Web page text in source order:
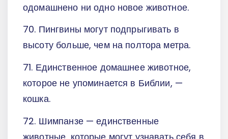
одомашнено ни одно новое животное.
70. Пингвины могут подпрыгивать в
высоту больше, чем на полтора метра.
71. Единственное домашнее животное,
которое не упоминается в Библии, —
кошка.
72. Шимпанзе — единственные